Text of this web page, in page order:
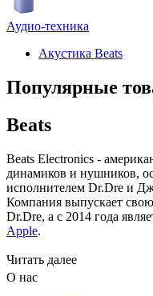
Аудио-техника
Акустика Beats
Популярные
Beats
Beats Electronics -
динамиков и нушников,
исполнителем Dr.Dre и
Компания выпускает
Dr.Dre, а с 2014 года
Apple.
Читать далее
О нас